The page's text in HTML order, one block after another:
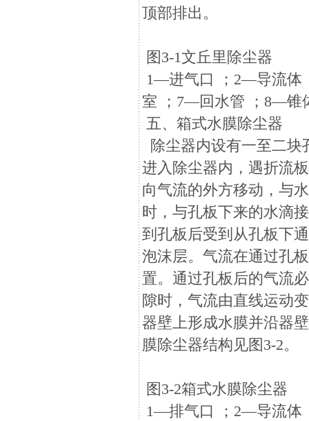
顶部排出。
图3-1文丘里除尘器
1—进气口 ；2—导流
室 ；7—回水管 ；8—锥
五、箱式水膜除尘器
除尘器内设有一至二
进入除尘器内，遇折流
向气流的外方移动，与
时，与孔板下来的水滴
到孔板后受到从孔板下
泡沫层。气流在通过孔
置。通过孔板后的气流
隙时，气流由直线运动
器壁上形成水膜并沿器
膜除尘器结构见图3-2。
图3-2箱式水膜除尘器
1—排气口 ；2—导流